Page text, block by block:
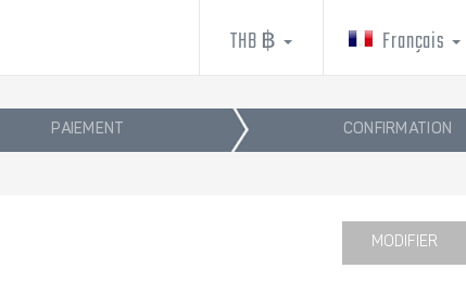
Français
THB ฿
PAIEMENT CONFIRMATION
MODIFIER